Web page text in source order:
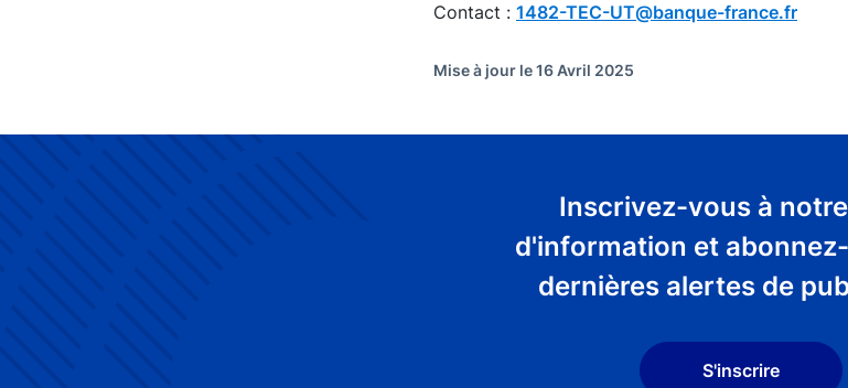
Contact : 1482-TEC-UT@banque-france.fr
Mise à jour le 16 Avril 2025
Inscrivez-vous à
d'information et
dernières alertes de
S'inscrire